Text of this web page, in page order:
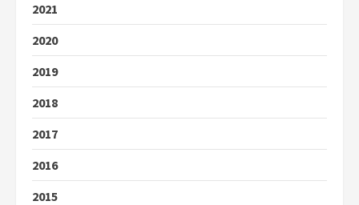
2021
2020
2019
2018
2017
2016
2015